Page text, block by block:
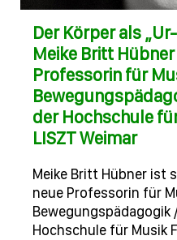
Der Körper als
Meike Britt
Professorin für
der Hochschule
LISZT Weimar
Meike Britt Hübner ist
neue Professorin für
Bewegungspädagogik
Hochschule für Musik